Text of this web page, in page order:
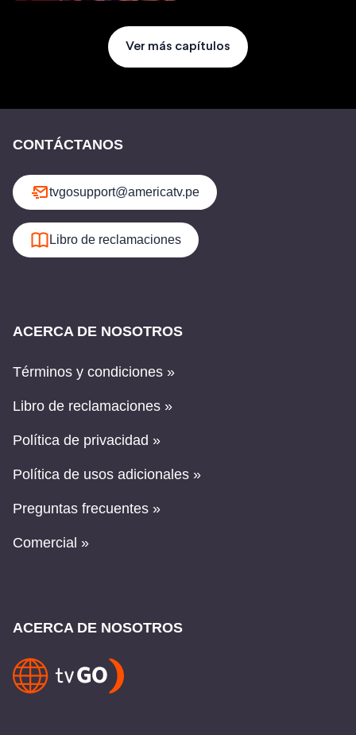
Ver más capítulos
CONTÁCTANOS
tvgosupport@americatv.pe
Libro de reclamaciones
ACERCA DE NOSOTROS
Términos y condiciones »
Libro de reclamaciones »
Política de privacidad »
Política de usos adicionales »
Preguntas frecuentes »
Comercial »
ACERCA DE NOSOTROS